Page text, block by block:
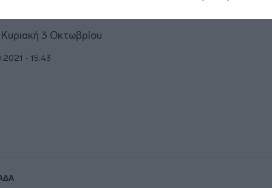
Κυριακή 3 Οκτωβρίου
- 15:43